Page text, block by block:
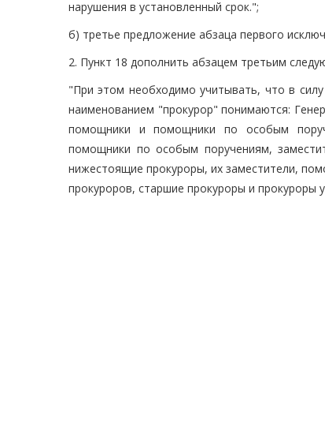
нарушения в установленный срок.";
б) третье предложение абзаца первого
2. Пункт 18 дополнить абзацем третьим
"При этом необходимо учитывать, что в
наименованием "прокурор" понимаются:
помощники и помощники по особым
помощники по особым поручениям,
нижестоящие прокуроры, их заместители,
прокуроров, старшие прокуроры и прокуроры